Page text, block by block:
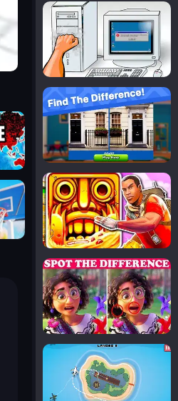
smash it
notice the difference
temple run 2
spot the differences
silly sky